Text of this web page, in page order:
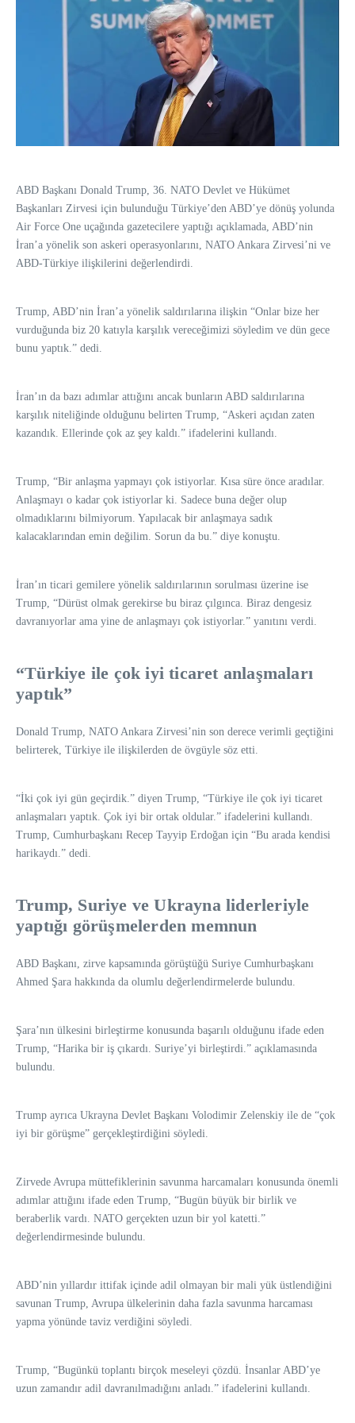
ABD Başkanı Donald Trump, 36.⁠ ⁠NATO Devlet ve Hükümet
Başkanları Zirvesi için bulunduğu Türkiye’den ABD’ye dönüş yolunda
Air Force One uçağında gazetecilere yaptığı açıklamada, ABD’nin
İran’a yönelik son askeri operasyonlarını, NATO Ankara Zirvesi’ni ve
ABD-Türkiye ilişkilerini değerlendirdi.
Trump, ABD’nin İran’a yönelik saldırılarına ilişkin “Onlar bize her
vurduğunda biz 20 katıyla karşılık vereceğimizi söyledim ve dün gece
bunu yaptık.” dedi.
İran’ın da bazı adımlar attığını ancak bunların ABD saldırılarına
karşılık niteliğinde olduğunu belirten Trump, “Askeri açıdan zaten
kazandık. Ellerinde çok az şey kaldı.” ifadelerini kullandı.
Trump, “Bir anlaşma yapmayı çok istiyorlar. Kısa süre önce aradılar.
Anlaşmayı o kadar çok istiyorlar ki. Sadece buna değer olup
olmadıklarını bilmiyorum. Yapılacak bir anlaşmaya sadık
kalacaklarından emin değilim. Sorun da bu.” diye konuştu.
İran’ın ticari gemilere yönelik saldırılarının sorulması üzerine ise
Trump, “Dürüst olmak gerekirse bu biraz çılgınca. Biraz dengesiz
davranıyorlar ama yine de anlaşmayı çok istiyorlar.” yanıtını verdi.
“Türkiye ile çok iyi ticaret anlaşmaları
yaptık”
Donald Trump, NATO Ankara Zirvesi’nin son derece verimli geçtiğini
belirterek, Türkiye ile ilişkilerden de övgüyle söz etti.
“İki çok iyi gün geçirdik.” diyen Trump, “Türkiye ile çok iyi ticaret
anlaşmaları yaptık. Çok iyi bir ortak oldular.” ifadelerini kullandı.
Trump, Cumhurbaşkanı Recep Tayyip Erdoğan için “Bu arada kendisi
harikaydı.” dedi.
Trump, Suriye ve Ukrayna liderleriyle
yaptığı görüşmelerden memnun
ABD Başkanı, zirve kapsamında görüştüğü Suriye Cumhurbaşkanı
Ahmed Şara hakkında da olumlu değerlendirmelerde bulundu.
Şara’nın ülkesini birleştirme konusunda başarılı olduğunu ifade eden
Trump, “Harika bir iş çıkardı. Suriye’yi birleştirdi.” açıklamasında
bulundu.
Trump ayrıca Ukrayna Devlet Başkanı Volodimir Zelenskiy ile de “çok
iyi bir görüşme” gerçekleştirdiğini söyledi.
Zirvede Avrupa müttefiklerinin savunma harcamaları konusunda önemli
adımlar attığını ifade eden Trump, “Bugün büyük bir birlik ve
beraberlik vardı. NATO gerçekten uzun bir yol katetti.”
değerlendirmesinde bulundu.
ABD’nin yıllardır ittifak içinde adil olmayan bir mali yük üstlendiğini
savunan Trump, Avrupa ülkelerinin daha fazla savunma harcaması
yapma yönünde taviz verdiğini söyledi.
Trump, “Bugünkü toplantı birçok meseleyi çözdü. İnsanlar ABD’ye
uzun zamandır adil davranılmadığını anladı.” ifadelerini kullandı.